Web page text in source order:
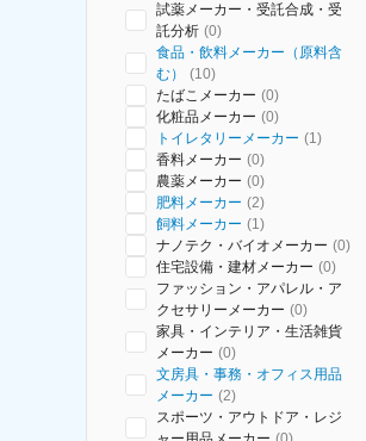
試薬メーカー・受託合成・受
託分析 (0)
食品・飲料メーカー（原料含
む）
(10)
たばこメーカー (0)
化粧品メーカー (0)
トイレタリーメーカー (1)
香料メーカー (0)
農薬メーカー (0)
肥料メーカー (2)
飼料メーカー (1)
ナノテク・バイオメーカー (0)
住宅設備・建材メーカー (0)
ファッション・アパレル・ア
クセサリーメーカー (0)
家具・インテリア・生活雑貨
メーカー (0)
文房具・事務・オフィス用品
メーカー (2)
スポーツ・アウトドア・レジ